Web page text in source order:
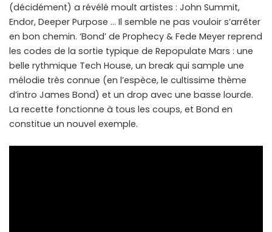
(décidément) a révélé moult artistes : John Summit,
Endor, Deeper Purpose … Il semble ne pas vouloir s’arrêter
en bon chemin. ‘Bond’ de Prophecy & Fede Meyer reprend
les codes de la sortie typique de Repopulate Mars : une
belle rythmique Tech House, un break qui sample une
mélodie très connue (en l’espèce, le cultissime thème
d’intro James Bond) et un drop avec une basse lourde.
La recette fonctionne à tous les coups, et Bond en
constitue un nouvel exemple.